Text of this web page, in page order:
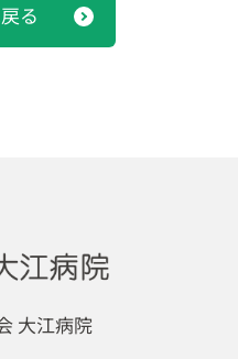
る
大江病院